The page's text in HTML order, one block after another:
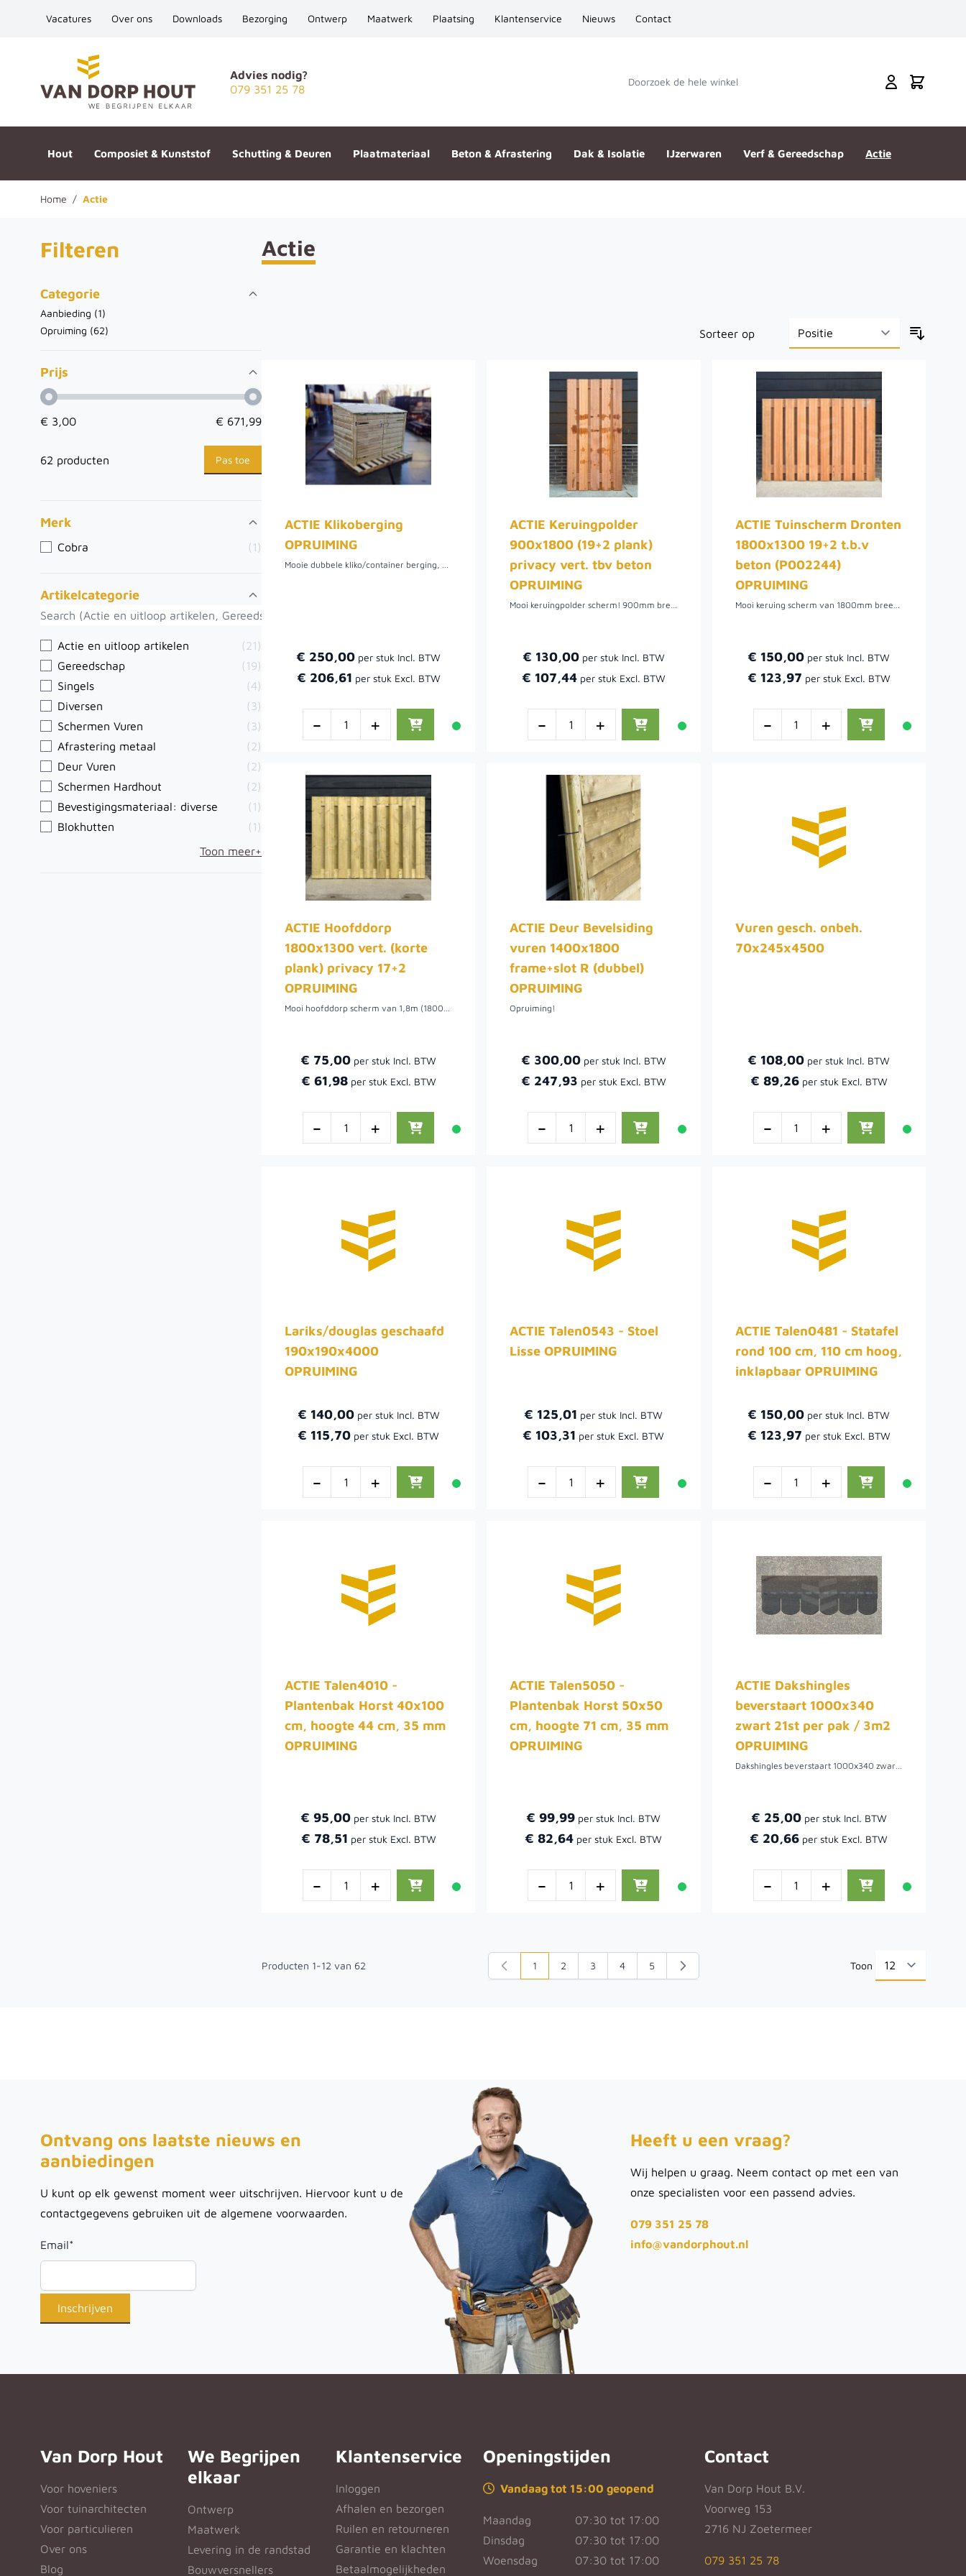
Vacatures Over ons Downloads Bezorging Ontwerp Maatwerk Plaatsing Klantenservice Nieuws Contact
Advies nodig?
079 351 25 78
Doorzoek de hele winkel Cart
Hout Composiet & Kunststof Schutting & Deuren Plaatmateriaal Beton & Afrastering Dak & Isolatie IJzerwaren Verf & Gereedschap Actie
Home / Actie
Filteren
Categorie
Aanbieding (1)
Opruiming (62)
Prijs
€ 3,00 € 671,99
62 producten Pas toe
Merk
Cobra (1)
Artikelcategorie
Actie en uitloop artikelen
(21)
Gereedschap
(19)
Singels
(4)
Diversen
(3)
Schermen Vuren
(3)
Afrastering metaal
(2)
Deur Vuren
(2)
Schermen Hardhout
(2)
Bevestigingsmateriaal: diverse
(1)
Blokhutten
(1)
Toon meer+
Actie
Sorteer op
ACTIE Klikoberging
OPRUIMING
Mooie dubbele kliko/container berging, heeft een breedte van 1700mm, een diepte van 1000mm, achter een hoogte van 1350mm en voor een hoogte van 1200mm. Komt als zelfbouw pakket.
€ 250,00
€ 206,61
- +
ACTIE Keruingpolder
900x1800 (19+2 plank)
privacy vert. tbv beton
OPRUIMING
Mooi keruingpolder scherm! 900mm breed en 1800mm hoog, ten behoeve van beton. Ook te gebruiken met houten palen.
€ 130,00
€ 107,44
- +
ACTIE Tuinscherm Dronten
1800x1300 19+2 t.b.v
beton (P002244)
OPRUIMING
Mooi keruing scherm van 1800mm breed en 1300mm hoog bekleed met verticale planken. Het scherm kan gebruikt worden om een betonschutting te maken.
€ 150,00
€ 123,97
- +
ACTIE Hoofddorp
1800x1300 vert. (korte
plank) privacy 17+2
OPRUIMING
Mooi hoofddorp scherm van 1,8m (1800mm) breed bij 1,3m (1300mm) hoog, het scherm kan horizontaal of verticaal geplaatst worden. Het scherm is ook te gebruiken met betonpalen
€ 75,00
€ 61,98
- +
ACTIE Deur Bevelsiding
vuren 1400x1800
frame+slot R (dubbel)
OPRUIMING
Opruiming!
€ 300,00
€ 247,93
- +
Vuren gesch. onbeh.
70x245x4500
€ 108,00
€ 89,26
- +
Lariks/douglas geschaafd
190x190x4000
OPRUIMING
€ 140,00
€ 115,70
- +
ACTIE Talen0543 - Stoel
Lisse OPRUIMING
€ 125,01
€ 103,31
- +
ACTIE Talen0481 - Statafel
rond 100 cm, 110 cm hoog,
inklapbaar OPRUIMING
€ 150,00
€ 123,97
- +
ACTIE Talen4010 -
Plantenbak Horst 40x100
cm, hoogte 44 cm, 35 mm
OPRUIMING
€ 95,00
€ 78,51
- +
ACTIE Talen5050 -
Plantenbak Horst 50x50
cm, hoogte 71 cm, 35 mm
OPRUIMING
€ 99,99
€ 82,64
- +
ACTIE Dakshingles
beverstaart 1000x340
zwart 21st per pak / 3m2
OPRUIMING
Dakshingles beverstaart 1000x340 zwart, 21st per pak a 3m2
€ 25,00
€ 20,66
- +
Producten 1-12 van 62 U lees momenteel pagina
1 Pagina
2 Pagina
3 Pagina
4 Pagina
5 Toon
Ontvang ons laatste nieuws en
aanbiedingen
U kunt op elk gewenst moment weer uitschrijven. Hiervoor kunt u de
contactgegevens gebruiken uit de algemene voorwaarden.
Email*
Heeft u een vraag?
Wij helpen u graag. Neem contact op met een van
onze specialisten voor een passend advies.
079 351 25 78
info@vandorphout.nl
Van Dorp Hout
Voor hoveniers
Voor tuinarchitecten
Voor particulieren
Over ons
Blog
We Begrijpen
elkaar
Ontwerp
Maatwerk
Levering in de randstad
Bouwversnellers
Klantenservice
Inloggen
Afhalen en bezorgen
Ruilen en retourneren
Garantie en klachten
Betaalmogelijkheden
Openingstijden
Vandaag tot 15:00 geopend
Maandag
07:30 tot 17:00
Dinsdag
07:30 tot 17:00
Woensdag
07:30 tot 17:00
Contact
Van Dorp Hout B.V.
Voorweg 153
2716 NJ Zoetermeer
079 351 25 78